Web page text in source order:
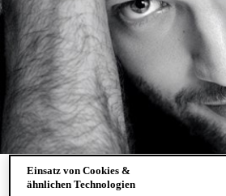
AFTER-SHAVES
Einsatz von Cookies &
ähnlichen Technologien